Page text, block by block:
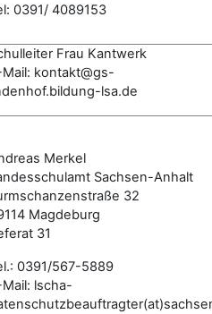
0391/ 4089153
Frau Kantwerk
Mail: kontakt@gs-
lsa.de
Merkel
Sachsen-Anhalt
32
Magdeburg
31
0391/567-5889
lscha-